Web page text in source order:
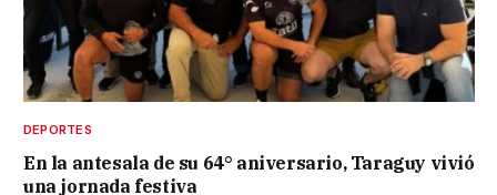
DEPORTES
En la antesala de su 64° aniversario, Taraguy vivió
una jornada festiva